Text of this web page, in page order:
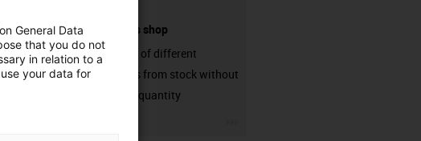
connectors shop
big variaty of different
connectors from stock without
min. order quantity
General Data
that you do not
in relation to a
your data for